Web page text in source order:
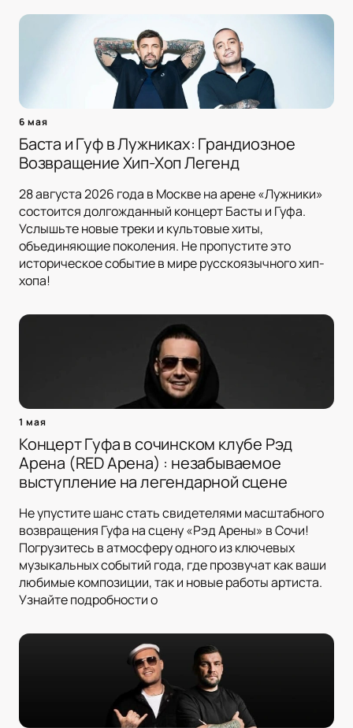
6 мая
Баста и Гуф в Лужниках: Грандиозное
Возвращение Хип-Хоп Легенд
28 августа 2026 года в Москве на арене «Лужники»
состоится долгожданный концерт Басты и Гуфа.
Услышьте новые треки и культовые хиты,
объединяющие поколения. Не пропустите это
историческое событие в мире русскоязычного хип-
хопа!
1 мая
Концерт Гуфа в сочинском клубе Рэд
Арена (RED Арена) : незабываемое
выступление на легендарной сцене
Не упустите шанс стать свидетелями масштабного
возвращения Гуфа на сцену «Рэд Арены» в Сочи!
Погрузитесь в атмосферу одного из ключевых
музыкальных событий года, где прозвучат как ваши
любимые композиции, так и новые работы артиста.
Узнайте подробности о